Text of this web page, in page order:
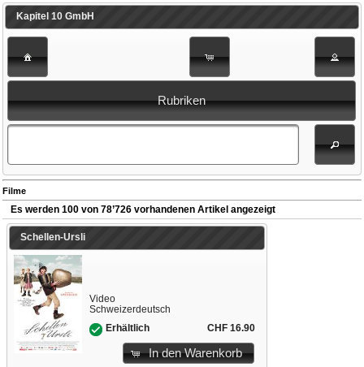
Kapitel 10 GmbH
Rubriken
Filme
Es werden 100 von 78’726 vorhandenen Artikel angezeigt
Schellen-Ursli
Video
Schweizerdeutsch
Erhältlich
CHF 16.90
In den Warenkorb